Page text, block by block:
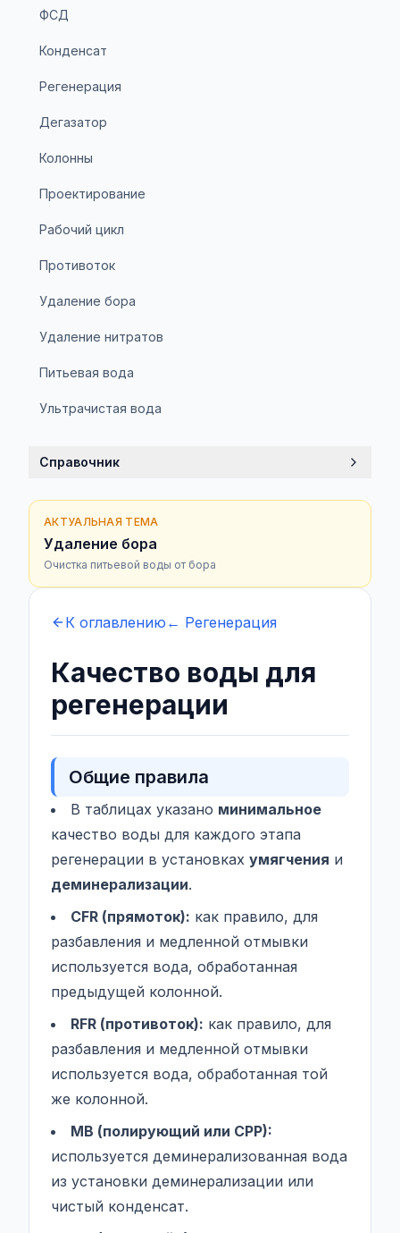
ФСД
Конденсат
Регенерация
Дегазатор
Колонны
Проектирование
Рабочий цикл
Противоток
Удаление бора
Удаление нитратов
Питьевая вода
Ультрачистая вода
Справочник
АКТУАЛЬНАЯ ТЕМА
Удаление бора
Очистка питьевой воды от бора
К оглавлению ← Регенерация
Качество воды для
регенерации
Общие правила
В таблицах указано минимальное
качество воды для каждого этапа
регенерации в установках умягчения и
деминерализации.
CFR (прямоток): как правило, для
разбавления и медленной отмывки
используется вода, обработанная
предыдущей колонной.
RFR (противоток): как правило, для
разбавления и медленной отмывки
используется вода, обработанная той
же колонной.
MB (полирующий или CPP):
используется деминерализованная вода
из установки деминерализации или
чистый конденсат.